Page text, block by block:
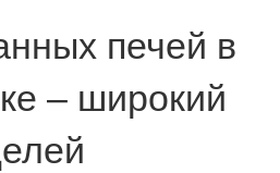
печей в
– широкий